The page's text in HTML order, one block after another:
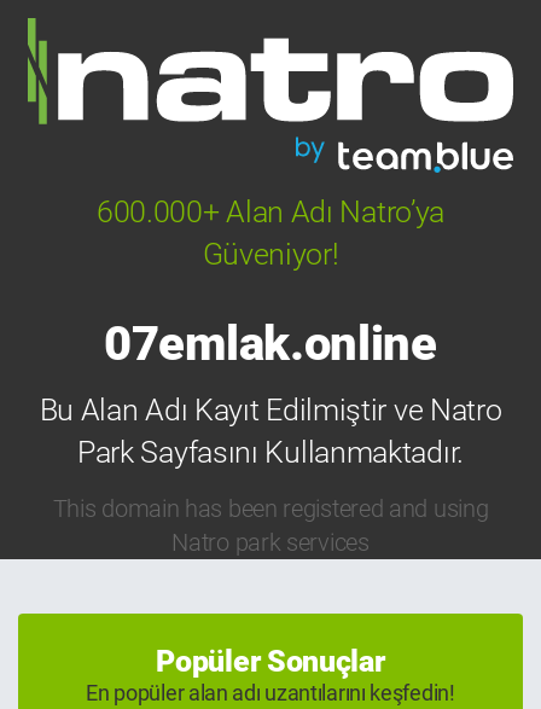
600.000+ Alan Adı Natro’ya
Güveniyor!
07emlak.online
Bu Alan Adı Kayıt Edilmiştir ve Natro
Park Sayfasını Kullanmaktadır.
This domain has been registered and using
Natro park services
Popüler Sonuçlar
En popüler alan adı uzantılarını keşfedin!